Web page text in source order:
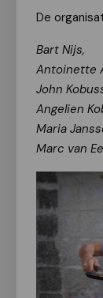
De
Bart Nijs,
Antoinette
John
Angelien
Maria
Marc van